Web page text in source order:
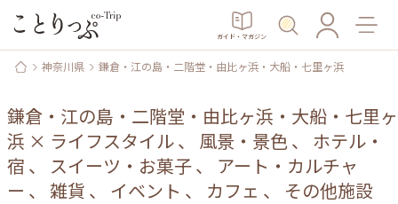
ガイド・マガジン
神奈川県 鎌倉・江の島・二階堂・由比ヶ浜・大船・七里ヶ浜
鎌倉・江の島・二階堂・由比ヶ浜・大船・七里ヶ
浜 × ライフスタイル、 風景・景色、 ホテル・
宿 、 スイーツ・お菓子、 アート・カルチャ
ー 、 雑貨 、 イベント 、 カフェ 、 その他施設